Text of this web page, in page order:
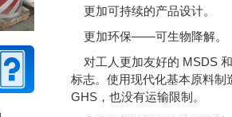
更加可持续的产品设计。
更加环保——可生物降解。
对工人更加友好的 MSDS
标志。使用现代化基本原料制
GHS，也没有运输限制。